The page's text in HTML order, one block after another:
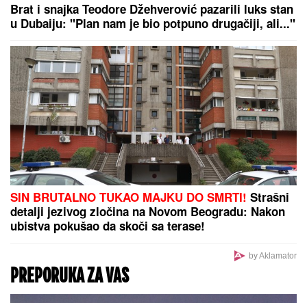
Brat i snajka Teodore Džehverović pazarili luks stan
u Dubaiju: "Plan nam je bio potpuno drugačiji, ali..."
SIN BRUTALNO TUKAO MAJKU DO SMRTI! Strašni
detalji jezivog zločina na Novom Beogradu: Nakon
ubistva pokušao da skoči sa terase!
by Aklamator
PREPORUKA ZA VAS